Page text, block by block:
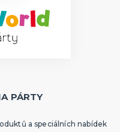
PÁRTY
a speciálních nabídek